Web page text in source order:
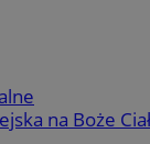
na Boże